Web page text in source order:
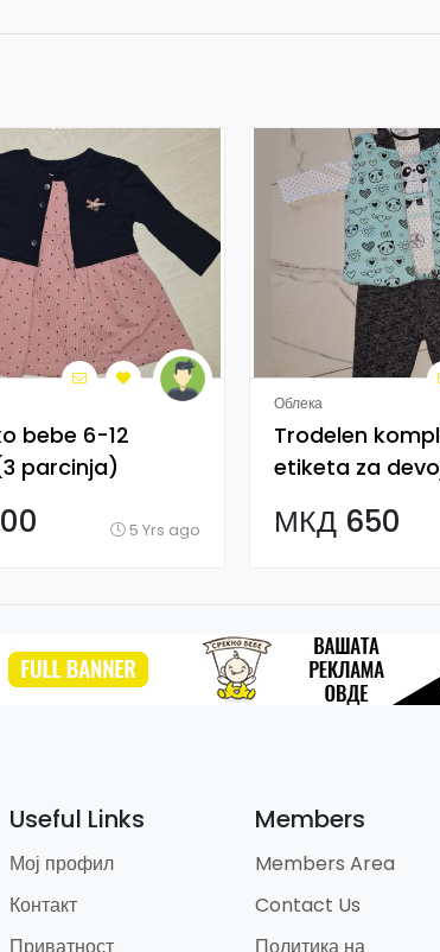
bebe 6-12
parcinja)
5 Yrs ago
Облека
Trodelen
etiketa za
МКД 650
Useful Links
Мој профил
Контакт
Members
Members Area
Contact Us